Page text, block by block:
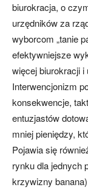
biurokracja, o
urzędników za
wyborcom „tanie
efektywniejsze
więcej biurokracji i
Interwencjonizm
konsekwencje,
entuzjastów
mniej pieniędzy,
Pojawia się
rynku dla jednych
krzywizny